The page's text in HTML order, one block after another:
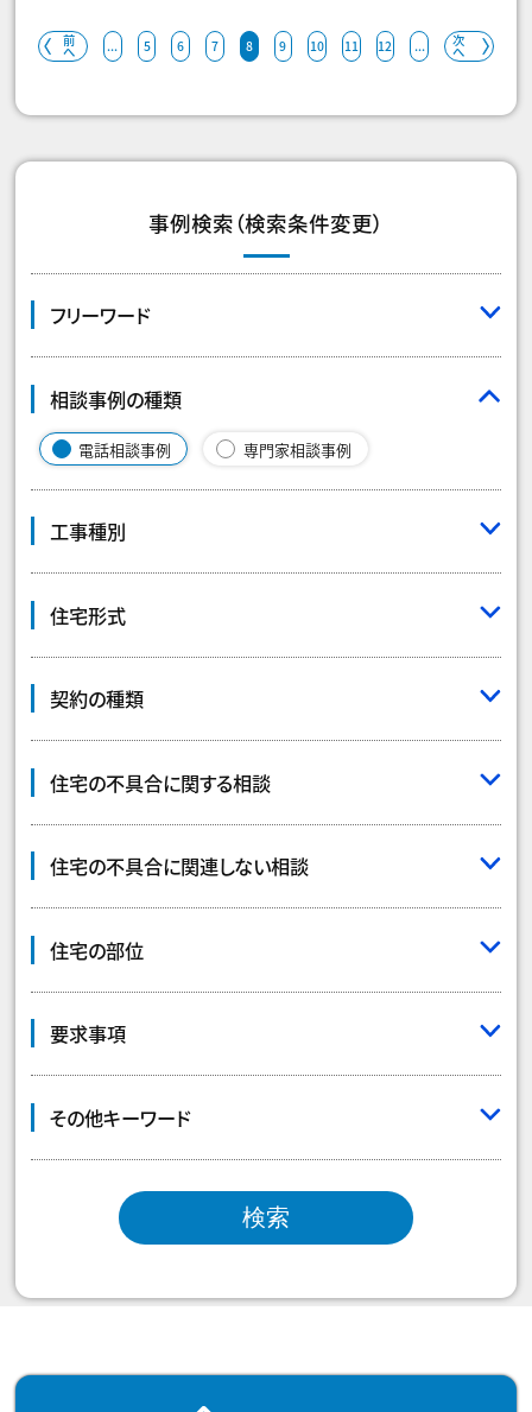
前
へ ... 5 6 7 8 9 10 11 12 ... 次
へ
事例検索（検索条件変更）
フリーワード
相談事例の種類
電話相談事例 専門家相談事例
工事種別
住宅形式
契約の種類
住宅の不具合に関する相談
住宅の不具合に関連しない相談
住宅の部位
要求事項
その他キーワード
検索